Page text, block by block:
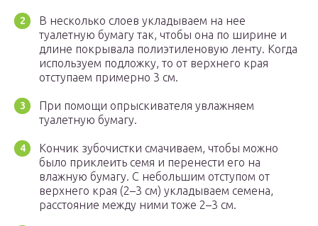
В несколько слоев укладываем на нее
туалетную бумагу так, чтобы она по ширине и
длине покрывала полиэтиленовую ленту. Когда
используем подложку, то от верхнего края
отступаем примерно 3 см.
При помощи опрыскивателя увлажняем
туалетную бумагу.
Кончик зубочистки смачиваем, чтобы можно
было приклеить семя и перенести его на
влажную бумагу. С небольшим отступом от
верхнего края (2–3 см) укладываем семена,
расстояние между ними тоже 2–3 см.